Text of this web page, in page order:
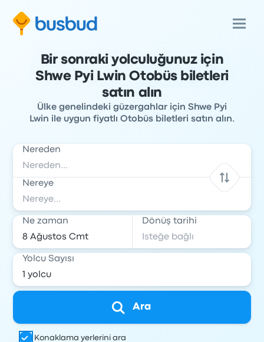
Bir sonraki yolculuğunuz için
Shwe Pyi Lwin Otobüs biletleri
satın alın
Ülke genelindeki güzergahlar için Shwe Pyi
Lwin ile uygun fiyatlı Otobüs biletleri satın alın.
Nereden
Nereye
Ne zaman Dönüş tarihi
Yolcu Sayısı
Ara
Konaklama yerlerini ara